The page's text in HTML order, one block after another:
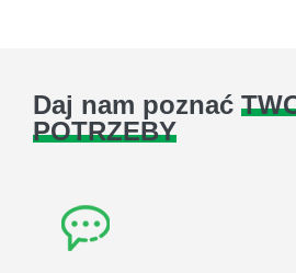
Daj nam poznać
POTRZEBY